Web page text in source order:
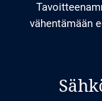
vähentämään